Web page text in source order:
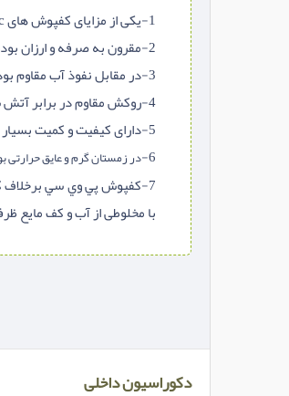
1-یکی از مزایای کفپوش های pvc این است که همانطوری که در تعریف کفپوش پی وی سی مطرح شدبه دلیل سبک بودن این محصول به راحتی وبا سرعت بالایی نصب می شود.
2-مقرون به صرفه و ارزان بودن آن با توجه به یک شکل بودن آن به نمای پارکت از طرفداری خاصی برخوردار است.
3-در مقابل نفوذ آب مقاوم بوده به همین دلیل شستشوی مستقیم با آب از مزایای آن می باشد.
4-روکش مقاوم در برابر آتش سیگار،حرارت و اسید این امکان را فراهم ساخته تا بهترین انتخاب برای کف آشپزخانه ،بیمارستان ها و آزمایشگاه ها باشد.
5-دارای کیفیت و کمیت بسیار بالایی می باشد و طول عمر زیادی برخوردار است.
6- در زمستان گرم و عایق حرارتی
7-کفپوش پي وي سي برخلاف
با مخلوطی از آب و كف مایع
دکوراسیون داخلی